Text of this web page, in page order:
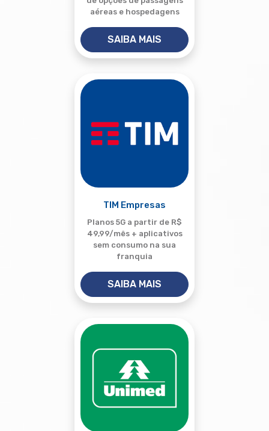
aéreas e hospedagens
SAIBA MAIS
TIM Empresas
Planos 5G a partir de R$
49,99/mês + aplicativos
sem consumo na sua
franquia
SAIBA MAIS